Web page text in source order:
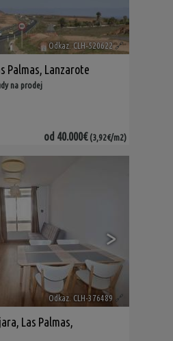
Odkaz. CLH-520622 🔗
Palmas, Lanzarote
na prodej
od 40.000€ (3,92€/m2)
>
Odkaz. CLH-376489 🔗
, Las Palmas,